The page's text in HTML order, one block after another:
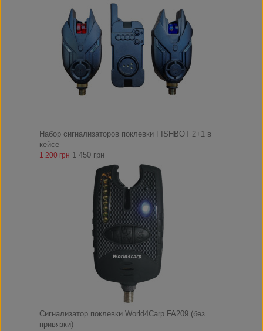
Набор сигнализаторов поклевки FISHBOT 2+1 в
кейсе
1 200 грн 1 450 грн
Сигнализатор поклевки World4Carp FA209 (без
привязки)